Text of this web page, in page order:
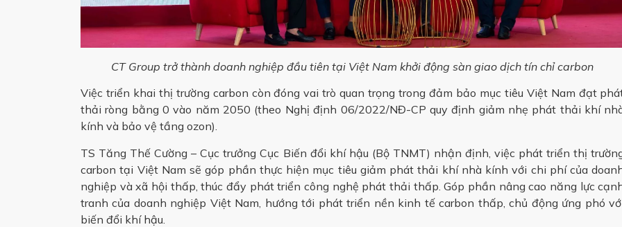
CT Group trở thành doanh nghiệp đầu tiên tại Việt Nam khởi động sàn giao dịch tín chỉ carbon
Việc triển khai thị trường carbon còn đóng vai trò quan trọng trong đảm bảo mục tiêu Việt Nam đạt
thải ròng bằng 0 vào năm 2050 (theo Nghị định 06/2022/NĐ-CP quy định giảm nhẹ phát thải khí
kính và bảo vệ tầng ozon).
TS Tăng Thế Cường – Cục trưởng Cục Biến đổi khí hậu (Bộ TNMT) nhận định, việc phát triển thị
carbon tại Việt Nam sẽ góp phần thực hiện mục tiêu giảm phát thải khí nhà kính với chi phí của
nghiệp và xã hội thấp, thúc đẩy phát triển công nghệ phát thải thấp. Góp phần nâng cao năng lực
tranh của doanh nghiệp Việt Nam, hướng tới phát triển nền kinh tế carbon thấp, chủ động ứng phó
biến đổi khí hậu.